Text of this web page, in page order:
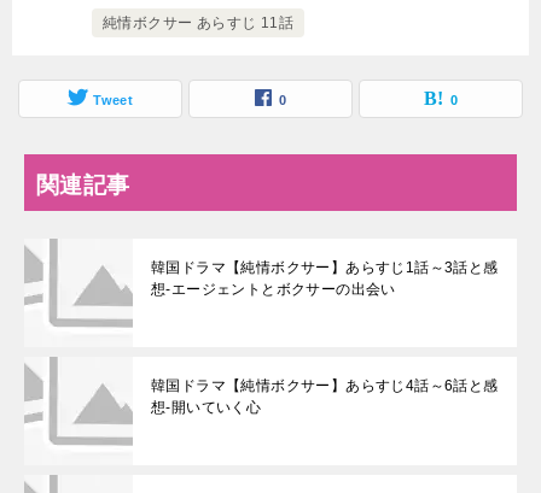
純情ボクサー あらすじ 11話
Tweet 0 0
関連記事
韓国ドラマ【純情ボクサー】あらすじ1話～3話と感
想-エージェントとボクサーの出会い
韓国ドラマ【純情ボクサー】あらすじ4話～6話と感
想-開いていく心